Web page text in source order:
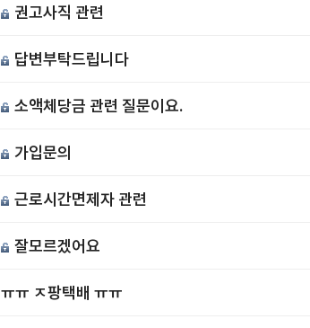
권고사직 관련
답변부탁드립니다
소액체당금 관련 질문이요.
가입문의
근로시간면제자 관련
잘모르겠어요
ㅠㅠ ㅈ팡택배 ㅠㅠ